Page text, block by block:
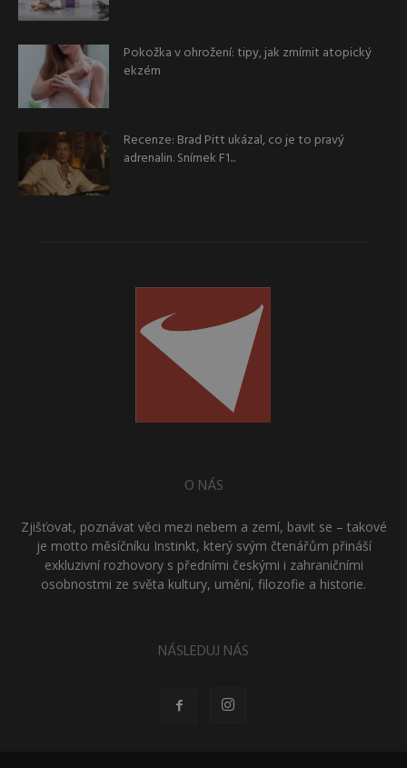
Pokožka v ohrožení: tipy, jak zmírnit atopický
ekzém
Recenze: Brad Pitt ukázal, co je to pravý
adrenalin. Snímek F1...
O NÁS
Zjišťovat, poznávat věci mezi nebem a zemí, bavit se – takové
je motto měsíčníku Instinkt, který svým čtenářům přináší
exkluzivní rozhovory s předními českými i zahraničními
osobnostmi ze světa kultury, umění, filozofie a historie.
NÁSLEDUJ NÁS